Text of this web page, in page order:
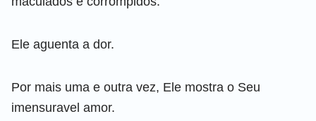
Ele aguenta a dor.
Por mais uma e outra vez, Ele mostra o Seu
imensuravel amor.